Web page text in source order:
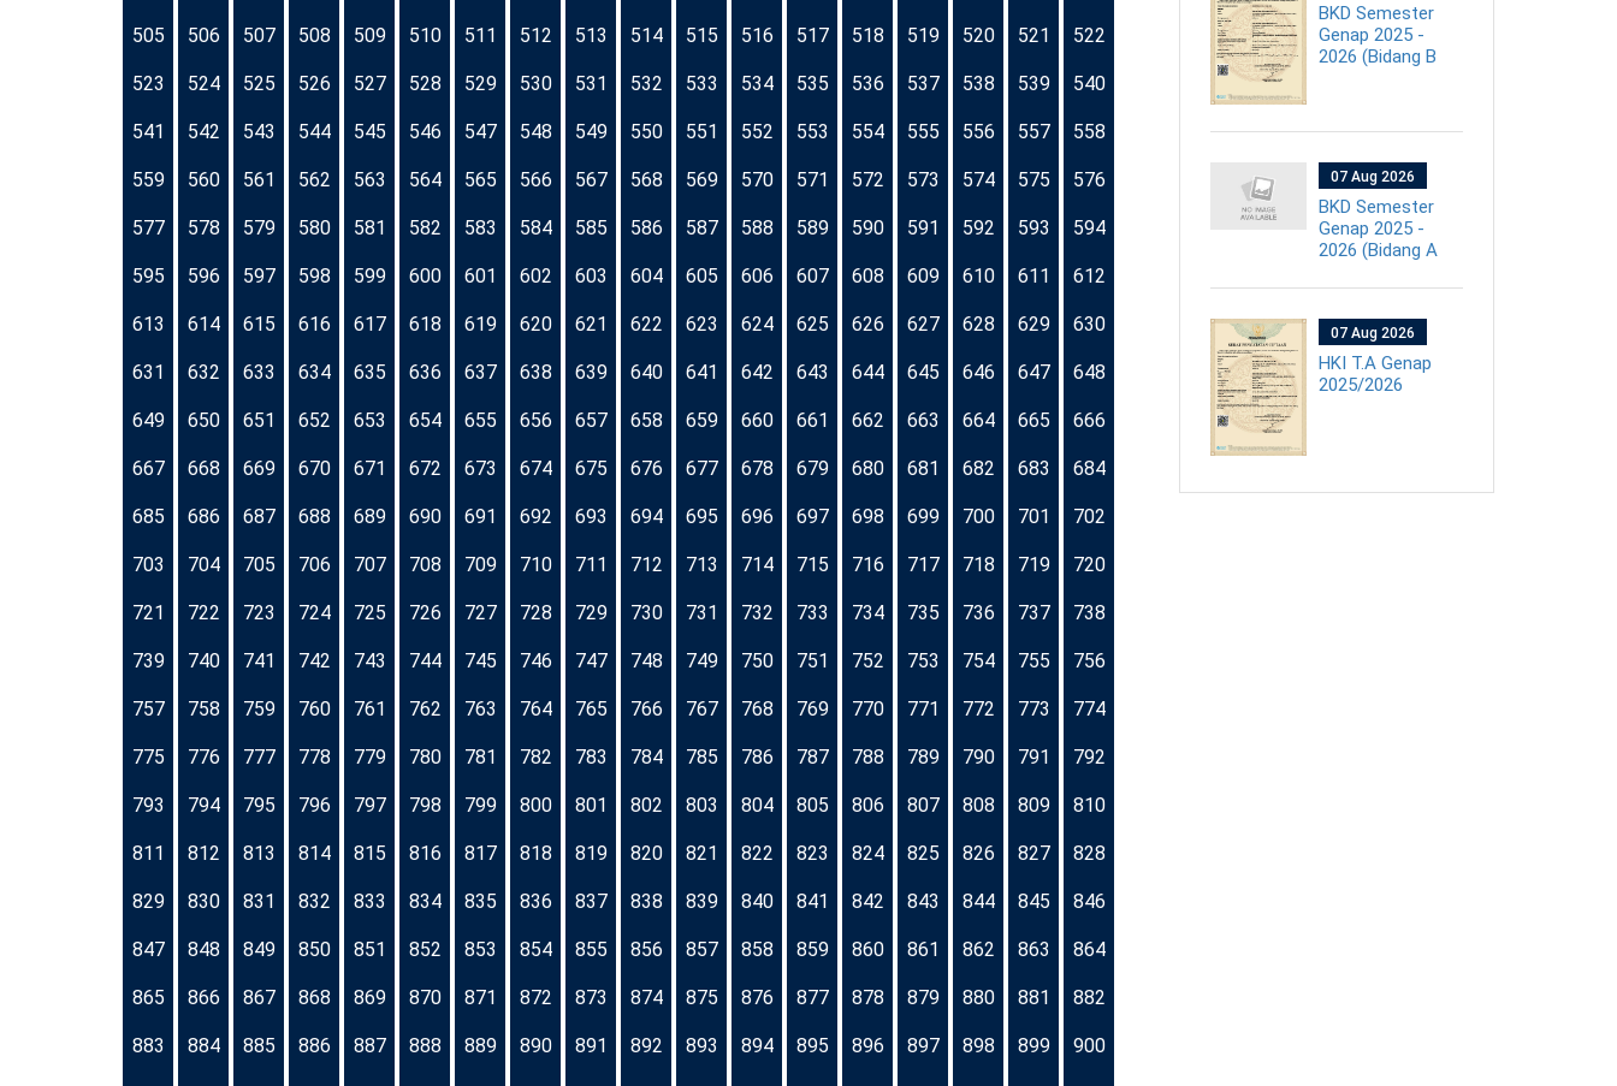
505 506 507 508 509 510 511 512 513 514 515 516 517 518 519 520 521 522
523 524 525 526 527 528 529 530 531 532 533 534 535 536 537 538 539 540
541 542 543 544 545 546 547 548 549 550 551 552 553 554 555 556 557 558
559 560 561 562 563 564 565 566 567 568 569 570 571 572 573 574 575 576
577 578 579 580 581 582 583 584 585 586 587 588 589 590 591 592 593 594
595 596 597 598 599 600 601 602 603 604 605 606 607 608 609 610 611 612
613 614 615 616 617 618 619 620 621 622 623 624 625 626 627 628 629 630
631 632 633 634 635 636 637 638 639 640 641 642 643 644 645 646 647 648
649 650 651 652 653 654 655 656 657 658 659 660 661 662 663 664 665 666
667 668 669 670 671 672 673 674 675 676 677 678 679 680 681 682 683 684
685 686 687 688 689 690 691 692 693 694 695 696 697 698 699 700 701 702
703 704 705 706 707 708 709 710 711 712 713 714 715 716 717 718 719 720
721 722 723 724 725 726 727 728 729 730 731 732 733 734 735 736 737 738
739 740 741 742 743 744 745 746 747 748 749 750 751 752 753 754 755 756
757 758 759 760 761 762 763 764 765 766 767 768 769 770 771 772 773 774
775 776 777 778 779 780 781 782 783 784 785 786 787 788 789 790 791 792
793 794 795 796 797 798 799 800 801 802 803 804 805 806 807 808 809 810
811 812 813 814 815 816 817 818 819 820 821 822 823 824 825 826 827 828
829 830 831 832 833 834 835 836 837 838 839 840 841 842 843 844 845 846
847 848 849 850 851 852 853 854 855 856 857 858 859 860 861 862 863 864
865 866 867 868 869 870 871 872 873 874 875 876 877 878 879 880 881 882
883 884 885 886 887 888 889 890 891 892 893 894 895 896 897 898 899 900
BKD Semester
Genap 2025 -
2026 (Bidang B
07 Aug 2026
BKD Semester
Genap 2025 -
2026 (Bidang A
07 Aug 2026
HKI T.A Genap
2025/2026